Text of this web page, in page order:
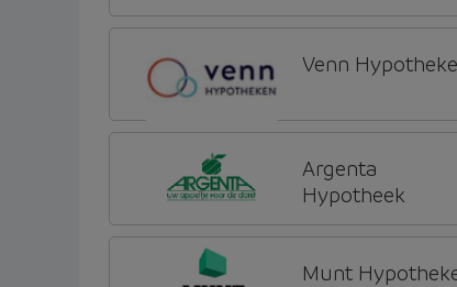
Venn
Argenta
Hypotheek
Munt